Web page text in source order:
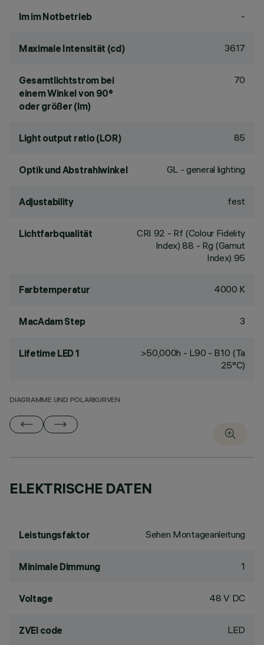
lm im Notbetrieb -
Maximale Intensität (cd) 3617
Gesamtlichtstrom bei
einem Winkel von 90°
oder größer (lm)
70
Light output ratio (LOR) 85
Optik und Abstrahlwinkel GL - general lighting
Adjustability fest
Lichtfarbqualität CRI 92 - Rf (Colour Fidelity
Index) 88 - Rg (Gamut
Index) 95
Farbtemperatur 4000 K
MacAdam Step 3
Lifetime LED 1
>50,000h - L90 - B10 (Ta
25°C)
DIAGRAMME UND POLARKURVEN
ELEKTRISCHE DATEN
Leistungsfaktor Sehen Montageanleitung
Minimale Dimmung 1
Voltage 48 V DC
ZVEI code LED